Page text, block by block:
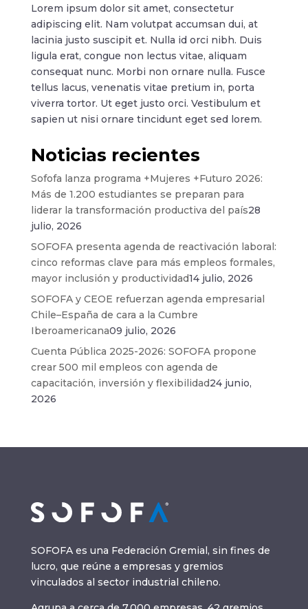
Lorem ipsum dolor sit amet, consectetur
adipiscing elit. Nam volutpat accumsan dui, at
lacinia justo suscipit et. Nulla id orci nibh. Duis
ligula erat, congue non lectus vitae, aliquam
consequat nunc. Morbi non ornare nulla. Fusce
tellus lacus, venenatis vitae pretium in, porta
viverra tortor. Ut eget justo orci. Vestibulum et
sapien ut nisi ornare tincidunt eget sed lorem.
Noticias recientes
Sofofa lanza programa +Mujeres +Futuro 2026:
Más de 1.200 estudiantes se preparan para
liderar la transformación productiva del país28
julio, 2026
SOFOFA presenta agenda de reactivación laboral:
cinco reformas clave para más empleos formales,
mayor inclusión y productividad14 julio, 2026
SOFOFA y CEOE refuerzan agenda empresarial
Chile–España de cara a la Cumbre
Iberoamericana09 julio, 2026
Cuenta Pública 2025-2026: SOFOFA propone
crear 500 mil empleos con agenda de
capacitación, inversión y flexibilidad24 junio,
2026
SOFOFA es una Federación Gremial, sin fines de
lucro, que reúne a empresas y gremios
vinculados al sector industrial chileno.